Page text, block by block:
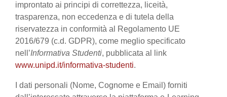
improntato ai principi di correttezza, liceità,
trasparenza, non eccedenza e di tutela della
riservatezza in conformità al Regolamento UE
2016/679 (c.d. GDPR), come meglio specificato
nell’Informativa Studenti, pubblicata al link
www.unipd.it/informativa-studenti.
I dati personali (Nome, Cognome e Email) forniti